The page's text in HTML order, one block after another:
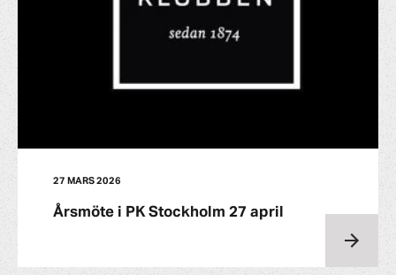
27 MARS 2026
Årsmöte i PK Stockholm 27 april